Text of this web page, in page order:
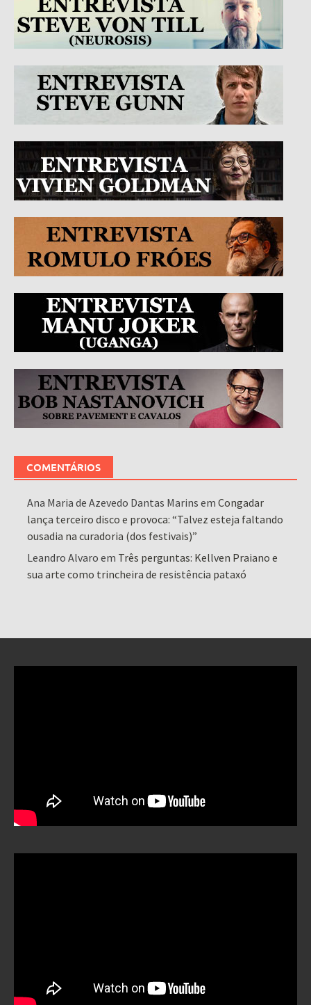
COMENTÁRIOS
Ana Maria de Azevedo Dantas Marins emCongadar
lança terceiro disco e provoca: “Talvez esteja faltando
ousadia na curadoria (dos festivais)”
Leandro Alvaro em Três perguntas: Kellven Praiano e
sua arte como trincheira de resistência pataxó